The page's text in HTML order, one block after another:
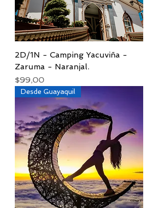
2D/1N - Camping Yacuviña -
Zaruma - Naranjal.
Precio
$99,00
Desde Guayaquil